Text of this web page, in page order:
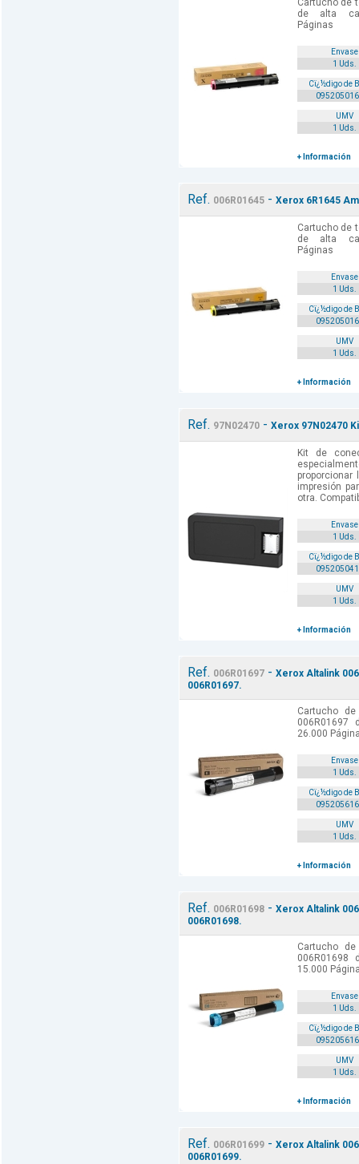
Cartucho de
de alta
Páginas
Envase
1 Uds.
Cï¿½digo de
UMV
1 Uds.
+ Información
Ref. 006R01645- Xerox 6R1645
Cartucho de
de alta
Páginas
Envase
1 Uds.
Cï¿½digo de
UMV
1 Uds.
+ Información
Ref. 97N02470- Xerox 97N02470
Kit de
impresión
otra.
Envase
1 Uds.
Cï¿½digo de
UMV
1 Uds.
+ Información
Ref. 006R01697- Xerox Altalink
006R01697.
Cartucho
006R01697
26.000
Envase
1 Uds.
Cï¿½digo de
UMV
1 Uds.
+ Información
Ref. 006R01698- Xerox Altalink
006R01698.
Cartucho
006R01698
15.000
Envase
1 Uds.
Cï¿½digo de
UMV
1 Uds.
+ Información
Ref. 006R01699- Xerox Altalink
006R01699.